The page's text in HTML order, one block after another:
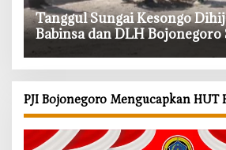
‎Tanggul Sungai Kesongo
Babinsa dan DLH Bojonegoro
PJI Bojonegoro Mengucapkan HUT